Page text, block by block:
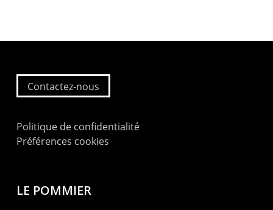
Contactez-nous
Politique de confidentialité
Préférences cookies
LE POMMIER